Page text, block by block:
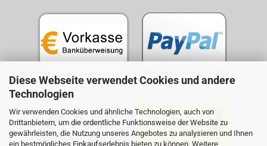
Diese Webseite verwendet Cookies und andere
Technologien
Wir verwenden Cookies und ähnliche Technologien, auch von
Drittanbietern, um die ordentliche Funktionsweise der Website zu
gewährleisten, die Nutzung unseres Angebotes zu analysieren und Ihnen
ein bestmögliches Einkaufserlebnis bieten zu können. Weitere